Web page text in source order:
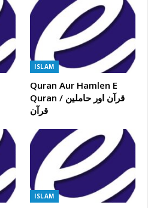
ISLAM
Quran Aur Hamlen E
Quran / قرآن اور حاملین
قرآن
ISLAM